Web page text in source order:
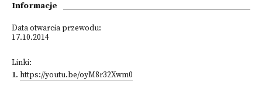
Informacje
Data otwarcia przewodu:
17.10.2014
Linki:
1. https://youtu.be/oyM8r32Xwm0